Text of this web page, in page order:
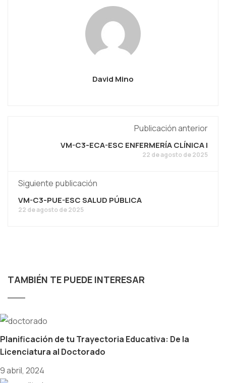
David Mino
Publicación anterior
VM-C3-ECA-ESC ENFERMERÍA CLÍNICA I
22 de agosto de 2025
Siguiente publicación
VM-C3-PUE-ESC SALUD PÚBLICA
22 de agosto de 2025
TAMBIÉN TE PUEDE INTERESAR
Planificación de tu Trayectoria Educativa: De la
Licenciatura al Doctorado
9 abril, 2024